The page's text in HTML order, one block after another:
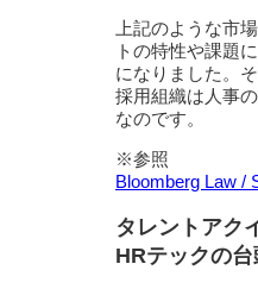
上記のような市
トの特性や課題
になりました。
採用組織は人事
なのです。
※参照
Bloomberg Law /
タレントアク
HRテックの台